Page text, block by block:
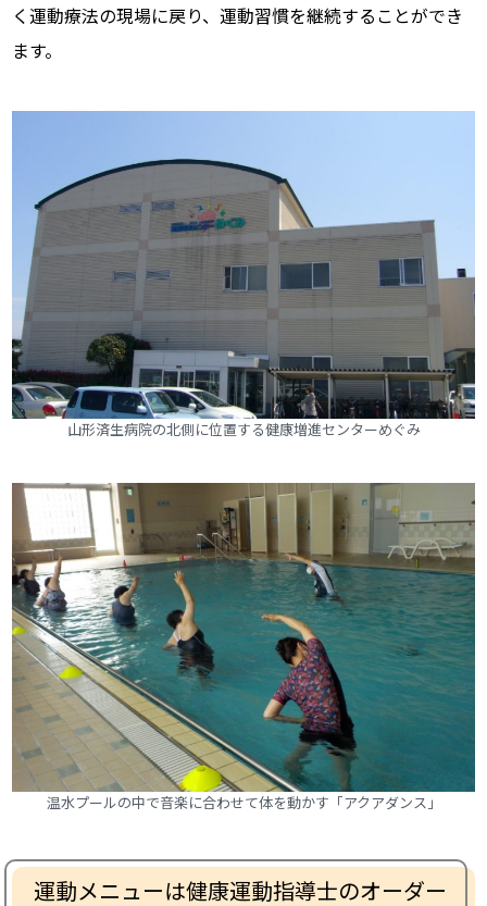
く運動療法の現場に戻り、運動習慣を継続することができ
ます。
山形済生病院の北側に位置する健康増進センターめぐみ
温水プールの中で音楽に合わせて体を動かす「アクアダンス」
運動メニューは健康運動指導士のオーダー